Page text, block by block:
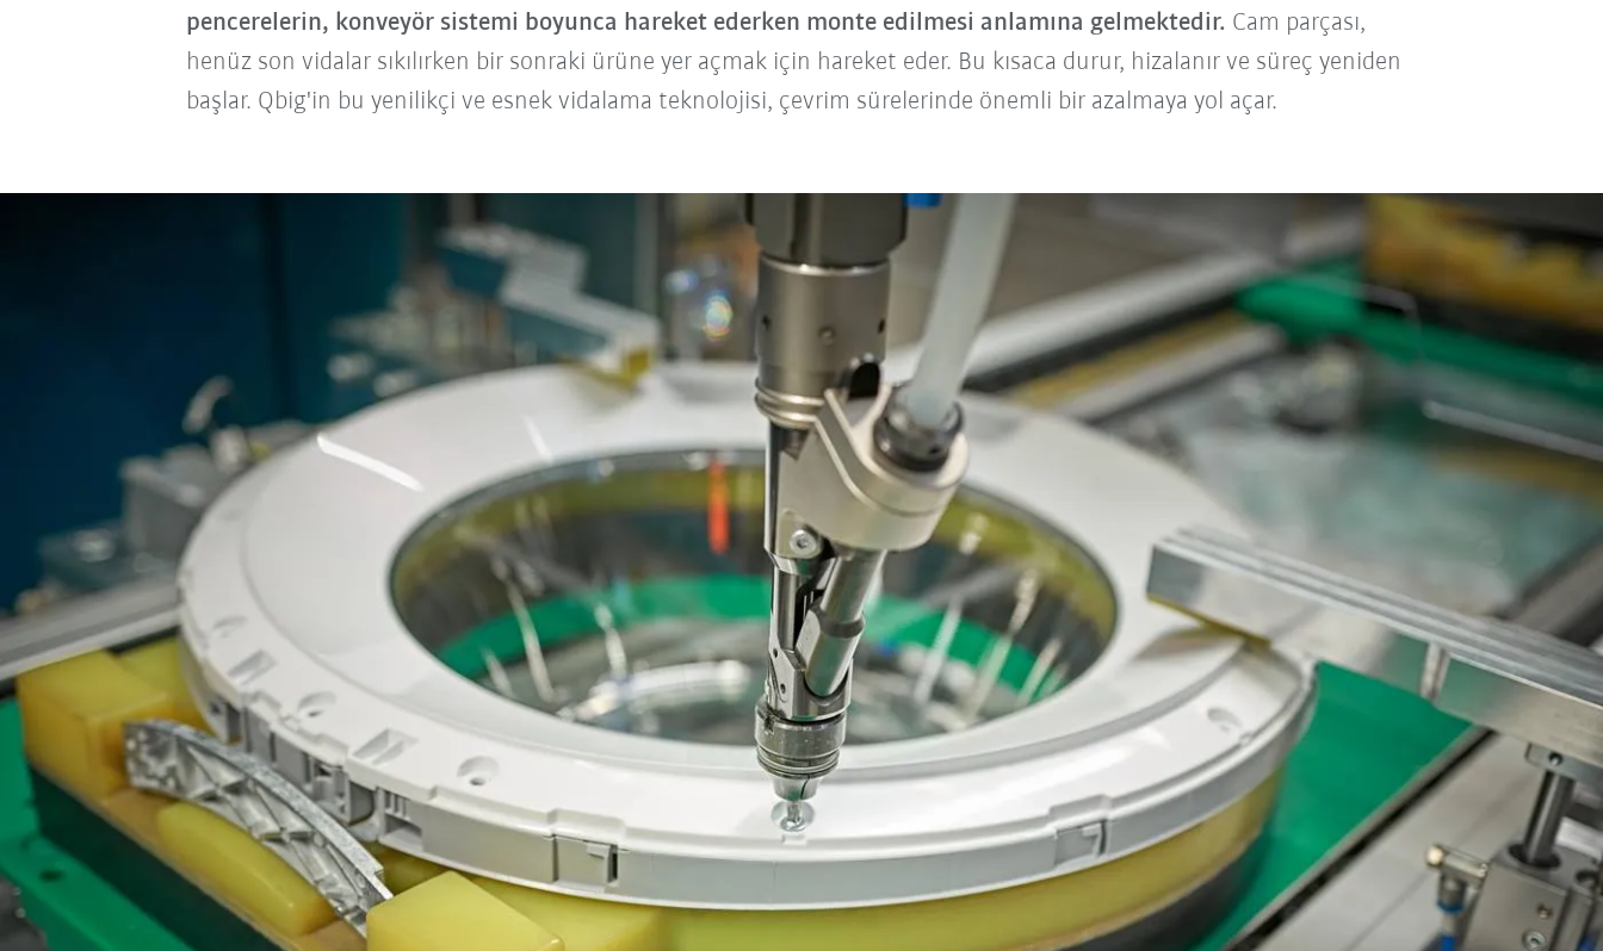
pencerelerin, konveyör sistemi boyunca hareket ederken monte edilmesi anlamına gelmektedir. Cam parçası,
henüz son vidalar sıkılırken bir sonraki ürüne yer açmak için hareket eder. Bu kısaca durur, hizalanır ve süreç yeniden
başlar. Qbig'in bu yenilikçi ve esnek vidalama teknolojisi, çevrim sürelerinde önemli bir azalmaya yol açar.